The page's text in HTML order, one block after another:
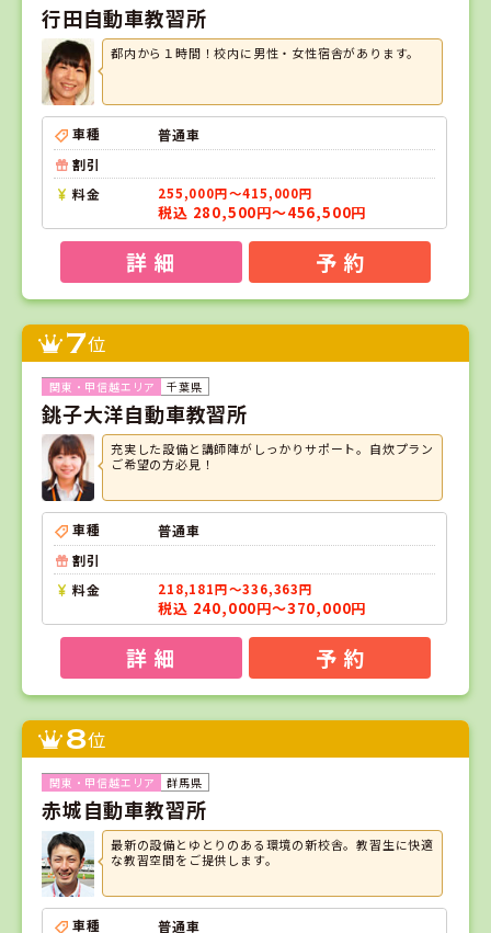
行田自動車教習所
都内から１時間！校内に男性・女性宿舎があります。
車種
普通車
割引
料金
255,000円～415,000円
税込 280,500円～456,500円
詳 細 予 約
7位
千葉県
銚子大洋自動車教習所
充実した設備と講師陣がしっかりサポート。自炊プラン
ご希望の方必見！
車種
普通車
割引
料金
218,181円～336,363円
税込 240,000円～370,000円
詳 細 予 約
8位
群馬県
赤城自動車教習所
最新の設備とゆとりのある環境の新校舎。教習生に快適
な教習空間をご提供します。
車種
普通車